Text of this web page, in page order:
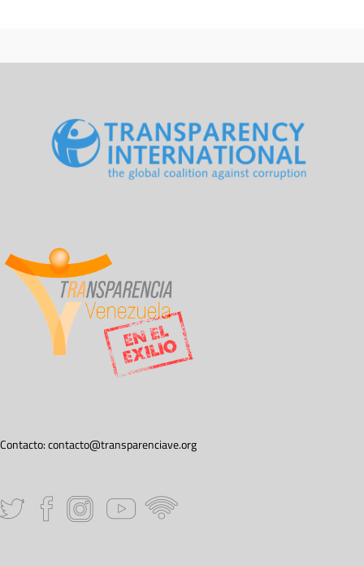
Contacto:contacto@transparenciave.org